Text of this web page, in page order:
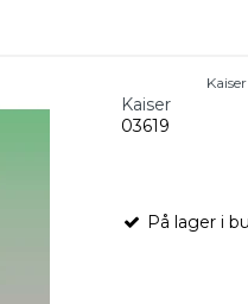
Kaiser
03619
På lager i